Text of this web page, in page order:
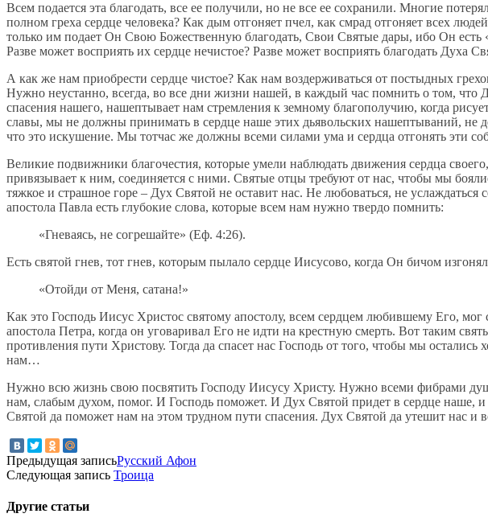
Всем подается эта благодать, все ее получили, но не все ее сохранили. Многие
полном греха сердце человека? Как дым отгоняет пчел, как смрад отгоняет всех
только им подает Он Свою Божественную благодать, Свои Святые дары, ибо Он есть
Разве может восприять их сердце нечистое? Разве может восприять благодать Духа
А как же нам приобрести сердце чистое? Как нам воздерживаться от постыдных
Нужно неустанно, всегда, во все дни жизни нашей, в каждый час помнить о том, что
спасения нашего, нашептывает нам стремления к земному благополучию, когда
славы, мы не должны принимать в сердце наше этих дьявольских нашептываний, не
что это искушение. Мы тотчас же должны всеми силами ума и сердца отгонять эти
Великие подвижники благочестия, которые умели наблюдать движения сердца
привязывает к ним, соединяется с ними. Святые отцы требуют от нас, чтобы мы
тяжкое и страшное горе – Дух Святой не оставит нас. Не любоваться, не
апостола Павла есть глубокие слова, которые всем нам нужно твердо помнить:
«Гневаясь, не согрешайте» (Еф. 4:26).
Есть святой гнев, тот гнев, которым пылало сердце Иисусово, когда Он бичом
«Отойди от Меня, сатана!»
Как это Господь Иисус Христос святому апостолу, всем сердцем любившему Его,
апостола Петра, когда он уговаривал Его не идти на крестную смерть. Вот таким
противления пути Христову. Тогда да спасет нас Господь от того, чтобы мы
нам…
Нужно всю жизнь свою посвятить Господу Иисусу Христу. Нужно всеми фибрами
нам, слабым духом, помог. И Господь поможет. И Дух Святой придет в сердце наше,
Святой да поможет нам на этом трудном пути спасения. Дух Святой да утешит нас и
Предыдущая записьРусский Афон
Следующая запись Троица
Другие статьи